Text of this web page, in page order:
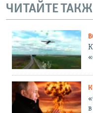
ЧИТАЙТЕ